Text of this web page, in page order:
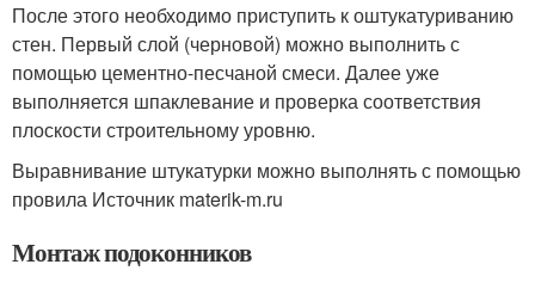
После этого необходимо приступить к оштукатуриванию
стен. Первый слой (черновой) можно выполнить с
помощью цементно-песчаной смеси. Далее уже
выполняется шпаклевание и проверка соответствия
плоскости строительному уровню.
Выравнивание штукатурки можно выполнять с помощью
провила Источник materik-m.ru
Монтаж подоконников